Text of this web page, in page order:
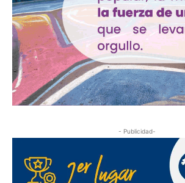
- Publicidad-